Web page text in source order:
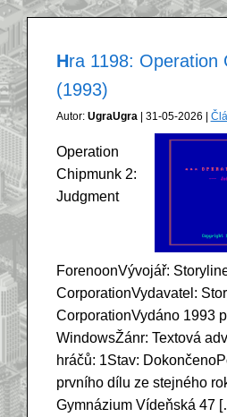
Hra 1198: Operation Chipmunk 2
(1993)
Autor: UgraUgra| 31-05-2026 |
Operation
Chipmunk 2:
Judgment
ForenoonVývojář:
CorporationVydavatel:
CorporationVydáno 1993
WindowsŽánr: Textová
hráčů: 1Stav:
prvního dílu ze stejného
Gymnázium Vídeňská 47